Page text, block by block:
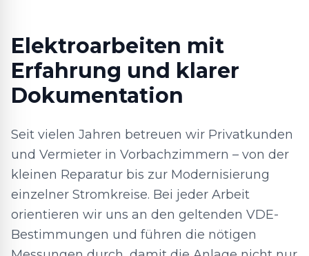
Elektroarbeiten mit
Erfahrung und klarer
Dokumentation
Seit vielen Jahren betreuen wir Privatkunden
und Vermieter in Vorbachzimmern – von der
kleinen Reparatur bis zur Modernisierung
einzelner Stromkreise. Bei jeder Arbeit
orientieren wir uns an den geltenden VDE-
Bestimmungen und führen die nötigen